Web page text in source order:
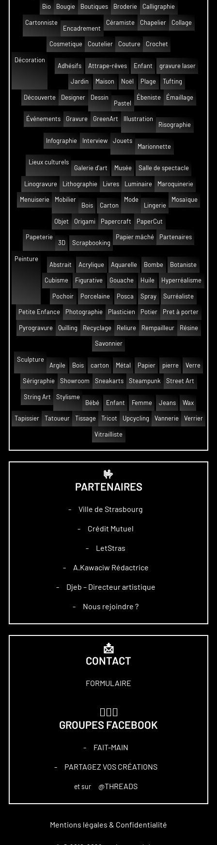
Bio Bougie Boutiques Broderie Calligraphie
Cartonniste
Encadrement
Céramiste Chapelier Collage
Cosmetique Coutelier Couture Crochet
Décoration
Adhésifs
Attrape-rêves Enfant gravure laser
Jardin Maison Noël Plage Tufting
Découverte Designer
Dessin
Pastel
Ébeniste Émaillage
Événements Gravure GreenArt
Illustration
Risographie
Infographie Interview
Jouets
Marionnette
Lieux culturels
Galerie d'art
Musée Salle de spectacle
Linogravure Lithographie Livres Luminaire Maroquinerie
Menuiserie
Mobilier
Bois
Carton
Mode
Lingerie
Mosaïque
Objet Origami Papercraft PaperCut
Papeterie
3D
Scrapbooking
Papier mâché Partenaires
Peinture
Abstrait
Acrylique Aquarelle Bombe Botaniste
Cubisme Figurative Gouache Huile Hyperréalisme
Pochoir Porcelaine Posca Spray Surréaliste
Petite Enfance Photographie Plasticien Potier Pret à porter
Pyrogravure Quilling Recyclage Reliure Rempailleur Résine
Savonnier
Sculpture
Argile
Bois carton Métal Papier pierre Verre
Sérigraphie Showroom Sneakarts Steampunk Street Art
String Art
Stylisme
Bébé
Enfant Femme Jeans Wax
Tapissier Tatoueur Tissage Tricot Upcycling Vannerie Verrier
Vitrailliste
🤟
PARTENAIRES
– Ville de Strasbourg
– Crédit Mutuel
– LetStras
– A.Kawaciw Rédactrice
– Djeb – Directeur artistique
– Nous rejoindre ?
📩
CONTACT
FORMULAIRE
GROUPES FACEBOOK
– FAIT-MAIN
– PARTAGEZ VOS CRÉATIONS
et sur @THREADS
Mentions légales & Confidentialité